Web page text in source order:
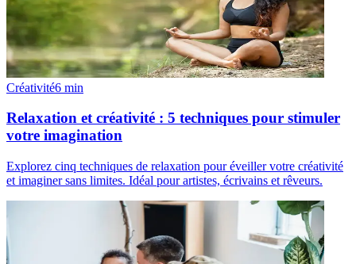
Créativité6 min
Relaxation et créativité : 5 techniques pour stimuler
votre imagination
Explorez cinq techniques de relaxation pour éveiller votre créativité
et imaginer sans limites. Idéal pour artistes, écrivains et rêveurs.